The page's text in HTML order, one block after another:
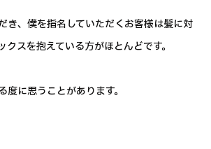
き、僕を指名していただくお客様は髪に対
クスを抱えている方がほとんどです。
に思うことがあります。